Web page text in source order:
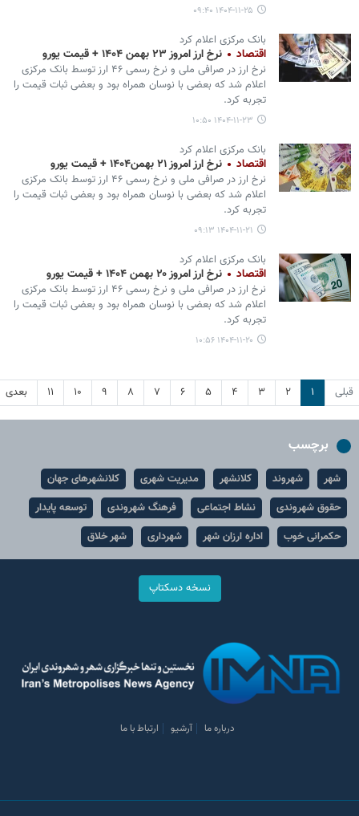
۱۴۰۴-۱۱-۲۵ ۰۹:۴۰
بانک مرکزی اعلام کرد
اقتصاد نرخ ارز امروز ۲۳ بهمن ۱۴۰۴ + قیمت یورو
نرخ ارز در صرافی ملی و نرخ رسمی ۴۶ ارز توسط بانک مرکزی
اعلام شد که بعضی با نوسان همراه بود و بعضی ثبات قیمت را
تجربه کرد.
۱۴۰۴-۱۱-۲۳ ۱۰:۵۰
بانک مرکزی اعلام کرد
اقتصاد نرخ ارز امروز ۲۱ بهمن۱۴۰۴ + قیمت یورو
نرخ ارز در صرافی ملی و نرخ رسمی ۴۶ ارز توسط بانک مرکزی
اعلام شد که بعضی با نوسان همراه بود و بعضی ثبات قیمت را
تجربه کرد.
۱۴۰۴-۱۱-۲۱ ۰۹:۱۳
بانک مرکزی اعلام کرد
اقتصاد نرخ ارز امروز ۲۰ بهمن ۱۴۰۴ + قیمت یورو
نرخ ارز در صرافی ملی و نرخ رسمی ۴۶ ارز توسط بانک مرکزی
اعلام شد که بعضی با نوسان همراه بود و بعضی ثبات قیمت را
تجربه کرد.
۱۴۰۴-۱۱-۲۰ ۱۰:۵۶
قبلی ۱ ۲ ۳ ۴ ۵ ۶ ۷ ۸ ۹ ۱۰ ۱۱ بعدی
برچسب
شهر شهروند کلانشهر مدیریت شهری
کلانشهرهای جهان
حقوق شهروندی
نشاط اجتماعی فرهنگ شهروندی
توسعه پایدار
حکمرانی خوب
اداره ارزان شهر شهرداری شهر خلاق
نسخه دسکتاپ
درباره ما آرشیو ارتباط با ما